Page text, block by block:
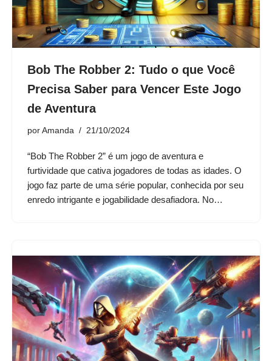
Bob The Robber 2: Tudo o que Você
Precisa Saber para Vencer Este Jogo
de Aventura
por Amanda 21/10/2024
“Bob The Robber 2” é um jogo de aventura e
furtividade que cativa jogadores de todas as idades. O
jogo faz parte de uma série popular, conhecida por seu
enredo intrigante e jogabilidade desafiadora. No…